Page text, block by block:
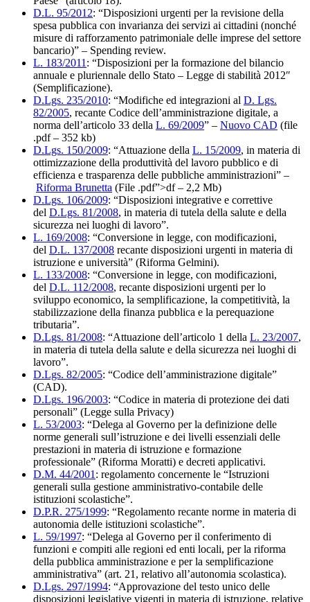
D.L. 95/2012: “Disposizioni urgenti per la revisione della
spesa pubblica con invarianza dei servizi ai cittadini (nonché
misure di rafforzamento patrimoniale delle imprese del settore
bancario)” – Spending review.
L. 183/2011 : “Disposizioni per la formazione del bilancio
annuale e pluriennale dello Stato – Legge di stabilità 2012″
(Semplificazione).
D.Lgs. 235/2010: “Modifiche ed integrazioni al D. Lgs.
82/2005, recante Codice dell’amministrazione digitale, a
norma dell’articolo 33 della L. 69/2009” – Nuovo CAD (file
.pdf – 352 kb)
D.Lgs. 150/2009: “Attuazione della L. 15/2009, in materia di
ottimizzazione della produttività del lavoro pubblico e di
efficienza e trasparenza delle pubbliche amministrazioni” –
Riforma Brunetta (File .pdf”>df – 2,2 Mb)
D.Lgs. 106/2009: “Disposizioni integrative e correttive
del D.Lgs. 81/2008, in materia di tutela della salute e della
sicurezza nei luoghi di lavoro”.
L. 169/2008: “Conversione in legge, con modificazioni,
del D.L. 137/2008 recante disposizioni urgenti in materia di
istruzione e università” (Riforma Gelmini).
L. 133/2008: “Conversione in legge, con modificazioni,
del D.L. 112/2008, recante disposizioni urgenti per lo
sviluppo economico, la semplificazione, la competitività, la
stabilizzazione della finanza pubblica e la perequazione
tributaria”.
D.Lgs. 81/2008: “Attuazione dell’articolo 1 della L. 23/2007,
in materia di tutela della salute e della sicurezza nei luoghi di
lavoro”.
D.Lgs. 82/2005: “Codice dell’amministrazione digitale”
(CAD).
D.Lgs. 196/2003: “Codice in materia di protezione dei dati
personali” (Legge sulla Privacy)
L. 53/2003: “Delega al Governo per la definizione delle
norme generali sull’istruzione e dei livelli essenziali delle
prestazioni in materia di istruzione e formazione
professionale” (Riforma Moratti) e decreti applicativi.
D.M. 44/2001 : regolamento concernente le “Istruzioni
generali sulla gestione amministrativo-contabile delle
istituzioni scolastiche”.
D.P.R. 275/1999: “Regolamento recante norme in materia di
autonomia delle istituzioni scolastiche”.
L. 59/1997: “Delega al Governo per il conferimento di
funzioni e compiti alle regioni ed enti locali, per la riforma
della pubblica amministrazione e per la semplificazione
amministrativa” (art. 21, relativo all’autonomia scolastica).
D.Lgs. 297/1994: “Approvazione del testo unico delle
disposizioni legislative vigenti in materia di istruzione, relative